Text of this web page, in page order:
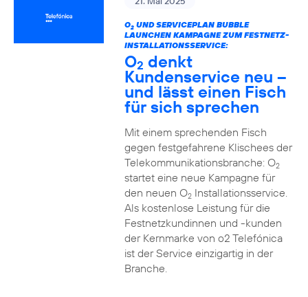
O2UND SERVICEPLAN BUBBLE
LAUNCHEN KAMPAGNE ZUM FESTNETZ-
INSTALLATIONSSERVICE:
O2 denkt
Kundenservice neu –
und lässt einen Fisch
für sich sprechen
Mit einem sprechenden Fisch
gegen festgefahrene Klischees der
Telekommunikationsbranche: O2
startet eine neue Kampagne für
den neuen O2Installationsservice.
Als kostenlose Leistung für die
Festnetzkundinnen und -kunden
der Kernmarke von o2 Telefónica
ist der Service einzigartig in der
Branche.